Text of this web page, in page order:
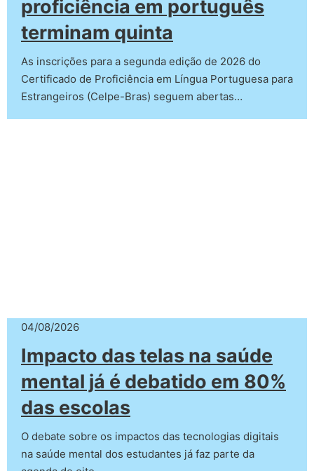
proficiência em português
terminam quinta
As inscrições para a segunda edição de 2026 do
Certificado de Proficiência em Língua Portuguesa para
Estrangeiros (Celpe-Bras) seguem abertas…
04/08/2026
Impacto das telas na saúde
mental já é debatido em 80%
das escolas
O debate sobre os impactos das tecnologias digitais
na saúde mental dos estudantes já faz parte da